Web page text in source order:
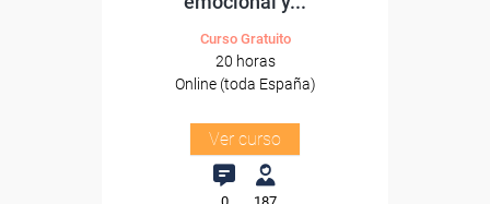
Curso Gratuito
20 horas
Online (toda España)
Ver curso